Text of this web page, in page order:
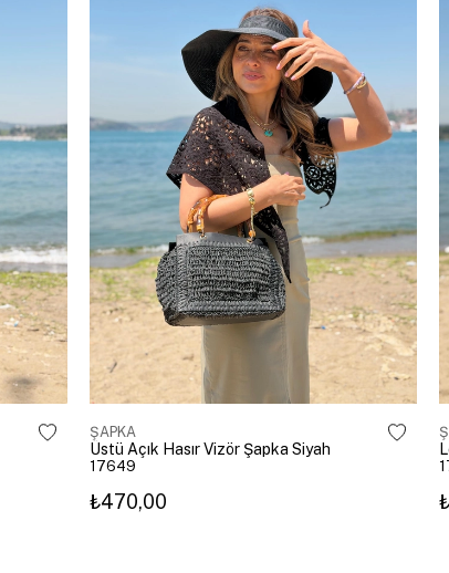
ŞAPKA
Üstü Açık Hasır Vizör Şapka Siyah
17649
₺470,00